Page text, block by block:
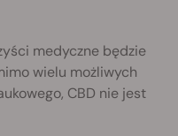
medyczne będzie
wielu możliwych
CBD nie jest